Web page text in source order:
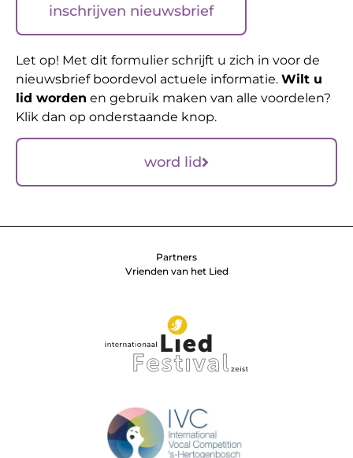
inschrijven nieuwsbrief
Let op! Met dit formulier schrijft u zich in voor de
nieuwsbrief boordevol actuele informatie. Wilt u
lid worden en gebruik maken van alle voordelen?
Klik dan op onderstaande knop.
word lid
Partners
Vrienden van het Lied